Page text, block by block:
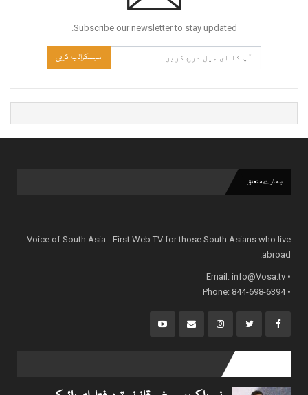
Subscribe our newsletter to stay updated.
سبسکرائب کریں
ہمارے متعلق
Voice of South Asia - First Web TV for those South Asians who live
abroad.
• Email:
info@Vosa.tv
• Phone: 844-698-6394